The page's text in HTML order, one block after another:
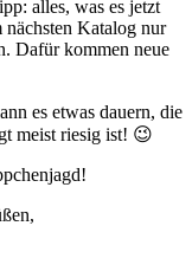
alles, was es jetzt
Katalog nur
Dafür kommen neue
es etwas dauern, die
meist riesig ist! 😉